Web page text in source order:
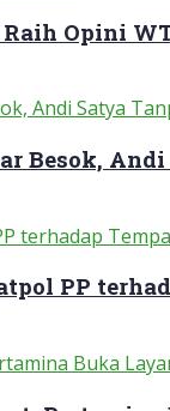
Opini
Besok,
PP